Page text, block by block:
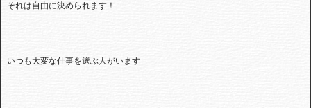
それは自由に決められます！
いつも大変な仕事を選ぶ人がいます